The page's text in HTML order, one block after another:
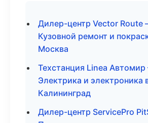
Дилер-центр Vector Route
Кузовной ремонт и
Москва
Техстанция Linea
Электрика и электроника
Калининград
Дилер-центр ServicePro